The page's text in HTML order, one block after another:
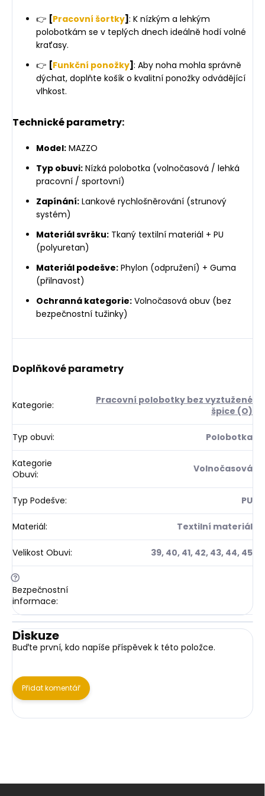
👉 [Pracovní šortky] : K nízkým a lehkým
polobotkám se v teplých dnech ideálně hodí volné
kraťasy.
👉 [Funkční ponožky] : Aby noha mohla správně
dýchat, doplňte košík o kvalitní ponožky odvádějící
vlhkost.
Technické parametry:
Model: MAZZO
Typ obuvi: Nízká polobotka (volnočasová / lehká
pracovní / sportovní)
Zapínání: Lankové rychlošněrování (strunový
systém)
Materiál svršku: Tkaný textilní materiál + PU
(polyuretan)
Materiál podešve: Phylon (odpružení) + Guma
(přilnavost)
Ochranná kategorie: Volnočasová obuv (bez
bezpečnostní tužinky)
Doplňkové parametry
Kategorie:
Pracovní polobotky bez vyztužené
špice (O)
Typ obuvi: Polobotka
Kategorie
Obuvi: Volnočasová
Typ Podešve: PU
Materiál: Textilní materiál
Velikost Obuvi: 39, 40, 41, 42, 43, 44, 45
?
Bezpečnostní
informace:
Diskuze
Buďte první, kdo napíše příspěvek k této položce.
Přidat komentář